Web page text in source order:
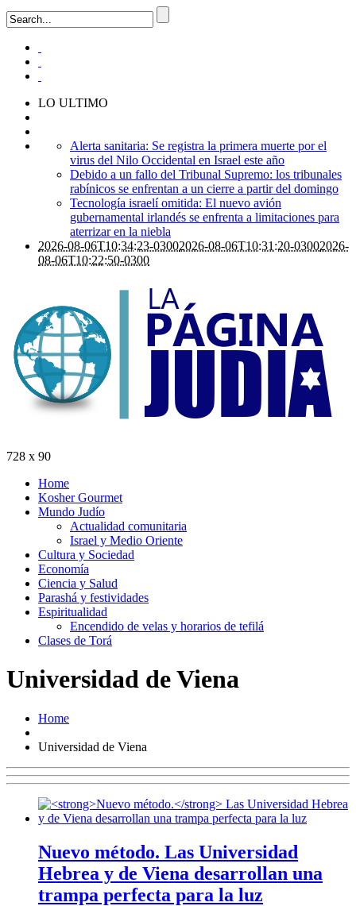
LO ULTIMO
Alerta sanitaria: Se registra la primera muerte por el
virus del Nilo Occidental en Israel este año
Debido a un fallo del Tribunal Supremo: los tribunales
rabínicos se enfrentan a un cierre a partir del domingo
Tecnología israelí omitida: El nuevo avión
gubernamental irlandés se enfrenta a limitaciones para
aterrizar en la niebla
2026-08-06T10:34:23-03002026-08-06T10:31:20-03002026-
08-06T10:22:50-0300
728 x 90
Home
Kosher Gourmet
Mundo Judío
Actualidad comunitaria
Israel y Medio Oriente
Cultura y Sociedad
Economía
Ciencia y Salud
Parashá y festividades
Espiritualidad
Encendido de velas y horarios de tefilá
Clases de Torá
Universidad de Viena
Home
Universidad de Viena
Nuevo método. Las Universidad
Hebrea y de Viena desarrollan una
trampa perfecta para la luz